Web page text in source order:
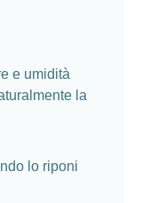
e umidità
la
lo riponi